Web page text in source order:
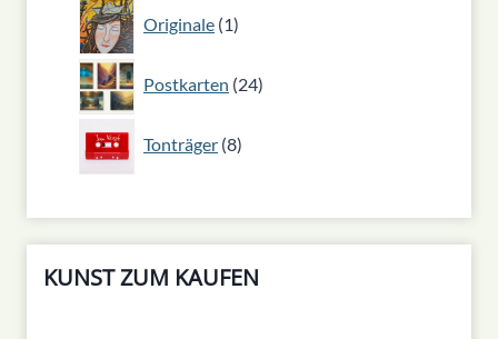
Originale 1
1
Produkt
Postkarten 24
24
Produkte
Tonträger 8
8
Produkte
KUNST ZUM KAUFEN